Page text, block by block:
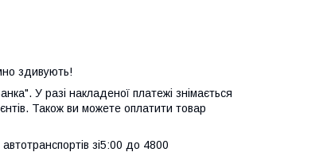
здивують!
У разі накладеної платежі знімається
Також ви можете оплатити товар
зі5:00 до 4800